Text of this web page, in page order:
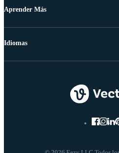
Aprender Más
Idiomas